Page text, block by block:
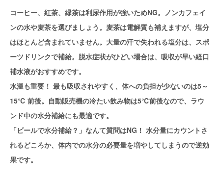
コーヒー、紅茶、緑茶は利尿作用が強いためNG。ノンカフェイ
ンの水や麦茶を選びましょう。麦茶は電解質も補えますが、塩分
はほとんど含まれていません。大量の汗で失われる塩分は、スポ
ーツドリンクで補給。脱水症状がひどい場合は、吸収が早い経口
補水液がおすすめです。
水温も重要！ 最も吸収されやすく、体への負担が少ないのは5～
15℃ 前後。自動販売機の冷たい飲み物は5℃前後なので、ラウ
ンド中の水分補給にも最適です。
「ビールで水分補給？」なんて質問はNG！ 水分量にカウントさ
れるどころか、体内での水分の必要量を増やしてしまうので逆効
果です。